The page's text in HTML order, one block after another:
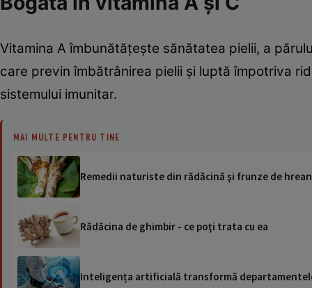
Vitamina A îmbunătăţeşte sănătatea pielii, a
care previn îmbătrânirea pielii şi luptă împotriva
sistemului imunitar.
MAI MULTE PENTRU TINE
Remedii naturiste din rădăcină şi frunze de hrean
Rădăcina de ghimbir - ce poţi trata cu ea
Inteligența artificială transformă